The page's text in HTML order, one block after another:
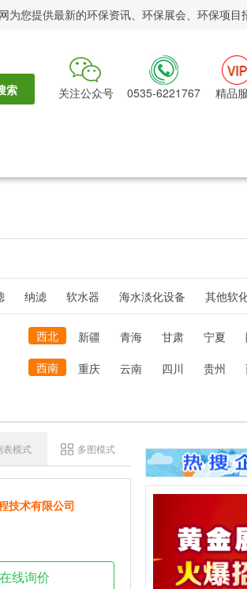
为您提供最新的环保资讯、环保展会、环保项目
索 关注公众号 0535-6221767 精品
纳滤 软水器 海水淡化设备 其他软
西北 新疆 青海 甘肃 宁夏
西南 重庆 云南 四川 贵州
表模式 多图模式
技术有限公司
线询价